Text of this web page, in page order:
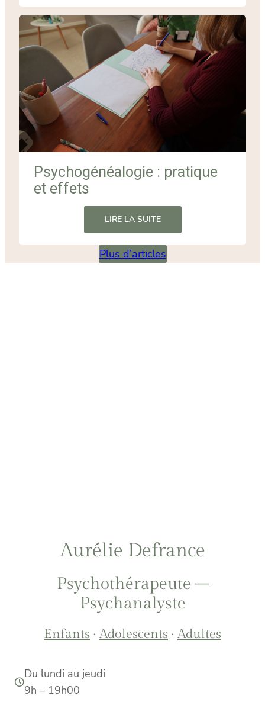
Psychogénéalogie : pratique
et effets
LIRE LA SUITE
Plus d’articles
Aurélie Defrance
Psychothérapeute –
Psychanalyste
Enfants ·Adolescents ·Adultes
Du lundi au jeudi
9h – 19h00